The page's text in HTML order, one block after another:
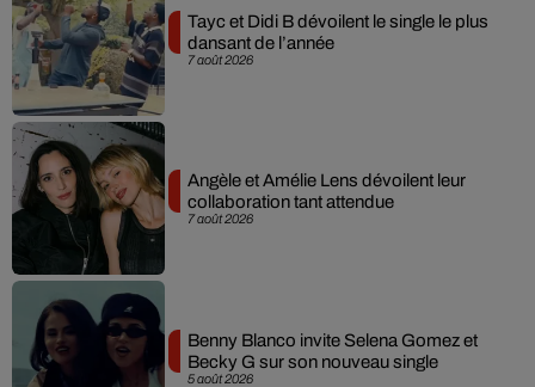
7 août 2026
Tayc et Didi B dévoilent le single le plus
dansant de l’année
7 août 2026
Angèle et Amélie Lens dévoilent leur
collaboration tant attendue
5 août 2026
Benny Blanco invite Selena Gomez et
Becky G sur son nouveau single